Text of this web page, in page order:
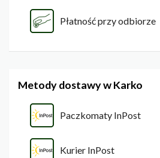
Płatność przy odbiorze
Metody dostawy w Karko
Paczkomaty InPost
Kurier InPost